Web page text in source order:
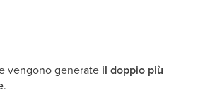
vengono generate il doppio più
.